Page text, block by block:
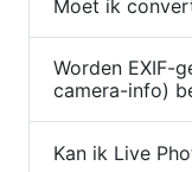
Moet ik
Worden EXIF-
camera-info)
Kan ik Live